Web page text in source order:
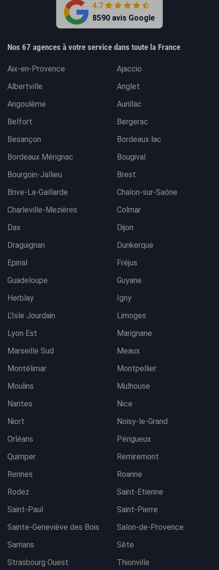
4.7
8590 avis Google
Nos 67 agences à votre service dans toute la France
Aix-en-Provence
Ajaccio
Albertville
Anglet
Angoulême
Aurillac
Belfort
Bergerac
Besançon
Bordeaux lac
Bordeaux Mérignac
Bougival
Bourgoin-Jallieu
Brest
Brive-La-Gaillarde
Chalon-sur-Saône
Charleville-Mezières
Colmar
Dax
Dijon
Draguignan
Dunkerque
Epinal
Fréjus
Guadeloupe
Guyane
Herblay
Igny
L'Isle Jourdain
Limoges
Lyon Est
Marignane
Marseille Sud
Meaux
Montélimar
Montpellier
Moulins
Mulhouse
Nantes
Nice
Niort
Noisy-le-Grand
Orléans
Périgueux
Quimper
Remiremont
Rennes
Roanne
Rodez
Saint-Etienne
Saint-Paul
Saint-Pierre
Sainte-Geneviève des Bois
Salon-de-Provence
Sarrians
Sète
Strasbourg Ouest
Thionville